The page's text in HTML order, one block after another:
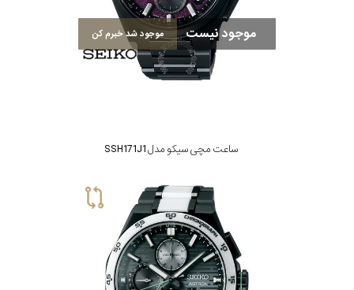
موجود نیست موجود شد خبرم کن
ساعت مچی سیکو مدل SSH171J1